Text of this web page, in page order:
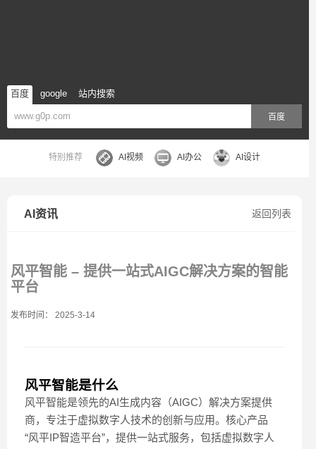
百度 google 站内搜索
百度
特别推荐 AI视频 AI办公 AI设计
返回列表
AI资讯
风平智能 – 提供一站式AIGC解决方案的智能
平台
发布时间： 2025-3-14
风平智能是什么
风平智能是领先的AI生成内容（AIGC）解决方案提供
商，专注于虚拟数字人技术的创新与应用。核心产品
“风平IP智造平台”，提供一站式服务，包括虚拟数字人